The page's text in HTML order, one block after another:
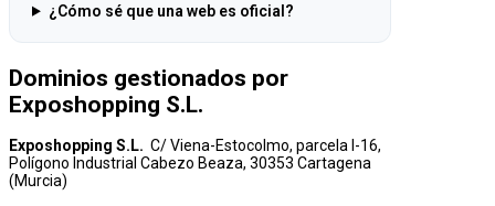
¿Cómo sé que una web es oficial?
Dominios gestionados por
Exposhopping S.L.
Exposhopping S.L. C/ Viena-Estocolmo, parcela I-16,
Polígono Industrial Cabezo Beaza, 30353 Cartagena
(Murcia)